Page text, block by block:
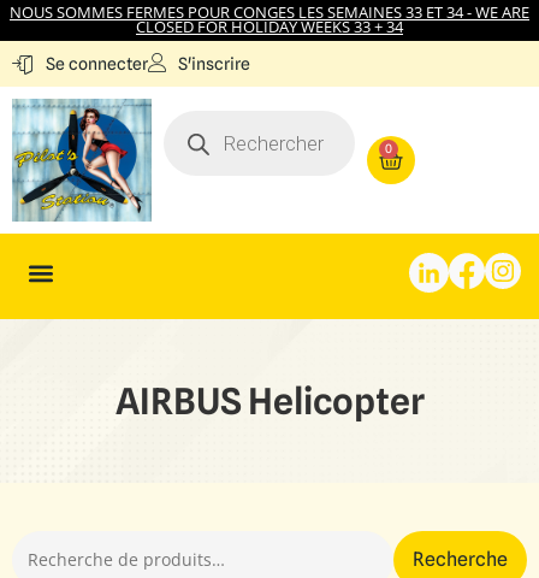
NOUS SOMMES FERMES POUR CONGES LES SEMAINES 33 ET 34 - WE ARE
CLOSED FOR HOLIDAY WEEKS 33 + 34
Se connecter S'inscrire
0
AIRBUS Helicopter
Recherche